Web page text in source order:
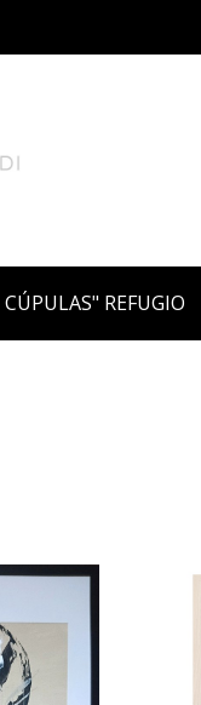
CÚPULAS" REFUGIO